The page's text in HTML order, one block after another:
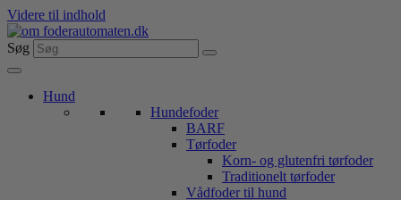
Videre til indhold
Søg
Hund
Hundefoder
BARF
Tørfoder
Korn- og glutenfri tørfoder
Traditionelt tørfoder
Vådfoder til hund